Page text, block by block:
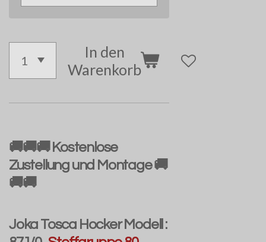
In den
Warenkorb
🚚🚚🚚 Kostenlose
Zustellung und Montage 🚚
🚚🚚
Joka Tosca Hocker Modell :